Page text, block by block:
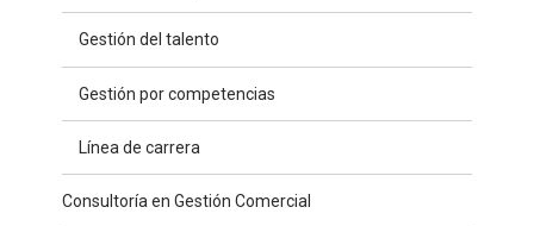
Gestión del talento
Gestión por competencias
Línea de carrera
Consultoría en Gestión Comercial